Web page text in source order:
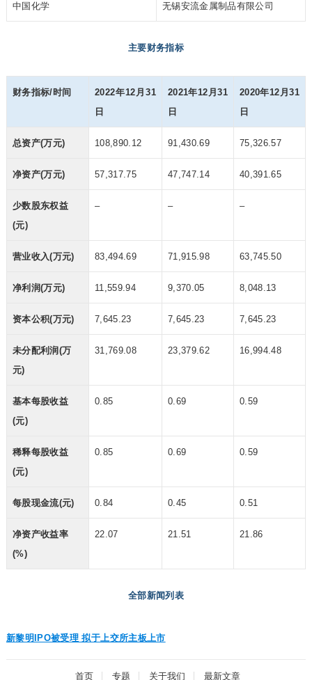
中国化学 无锡安流金属制品有限公司
主要财务指标
财务指标/时间
2022年12月31
日
2021年12月31
日
2020年12月31
日
总资产(万元) 108,890.12 91,430.69 75,326.57
净资产(万元) 57,317.75 47,747.14 40,391.65
少数股东权益
(元)
– – –
营业收入(万元) 83,494.69 71,915.98 63,745.50
净利润(万元) 11,559.94 9,370.05 8,048.13
资本公积(万元) 7,645.23 7,645.23 7,645.23
未分配利润(万
元)
31,769.08 23,379.62 16,994.48
基本每股收益
(元)
0.85 0.69 0.59
稀释每股收益
(元)
0.85 0.69 0.59
每股现金流(元) 0.84 0.45 0.51
净资产收益率
(%)
22.07 21.51 21.86
全部新闻列表
新黎明IPO被受理 拟于上交所主板上市
首页 专题 关于我们 最新文章